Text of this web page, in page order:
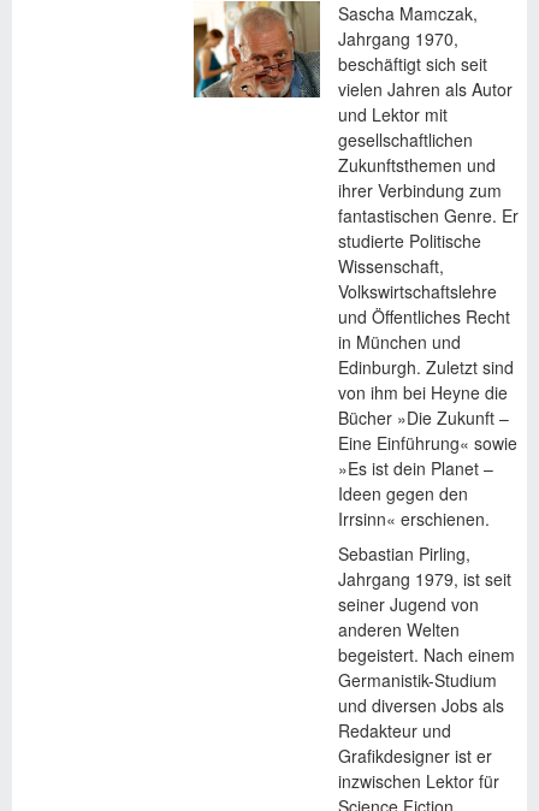
Sascha Mamczak,
Jahrgang 1970,
beschäftigt sich seit
vielen Jahren als Autor
und Lektor mit
gesellschaftlichen
Zukunftsthemen und
ihrer Verbindung zum
fantastischen Genre. Er
studierte Politische
Wissenschaft,
Volkswirtschaftslehre
und Öffentliches Recht
in München und
Edinburgh. Zuletzt sind
von ihm bei Heyne die
Bücher »Die Zukunft –
Eine Einführung« sowie
»Es ist dein Planet –
Ideen gegen den
Irrsinn« erschienen.
Sebastian Pirling,
Jahrgang 1979, ist seit
seiner Jugend von
anderen Welten
begeistert. Nach einem
Germanistik-Studium
und diversen Jobs als
Redakteur und
Grafikdesigner ist er
inzwischen Lektor für